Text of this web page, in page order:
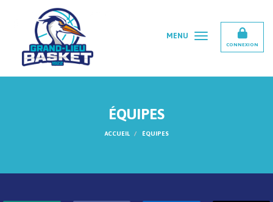
CONNEXION
MENU
ÉQUIPES
ACCUEIL ÉQUIPES
Panneau de gestion des cookies